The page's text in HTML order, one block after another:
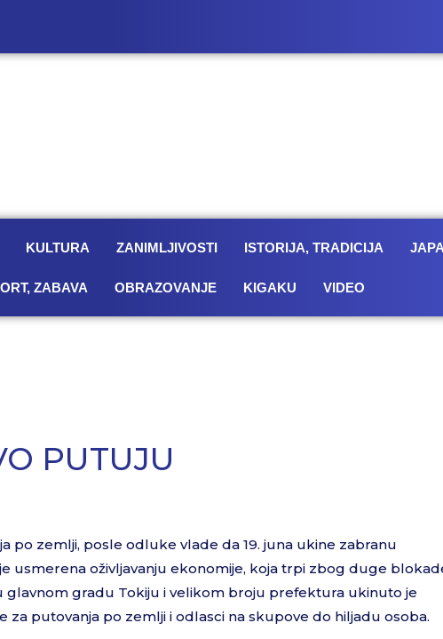
KULTURA ZANIMLJIVOSTI ISTORIJA, TRADICIJA
ZABAVA OBRAZOVANJE KIGAKU VIDEO
PUTUJU
po zemlji, posle odluke vlade da 19. juna ukine zabranu
usmerena oživljavanju ekonomije, koja trpi zbog duge
glavnom gradu Tokiju i velikom broju prefektura ukinuto je
za putovanja po zemlji i odlasci na skupove do hiljadu osoba.